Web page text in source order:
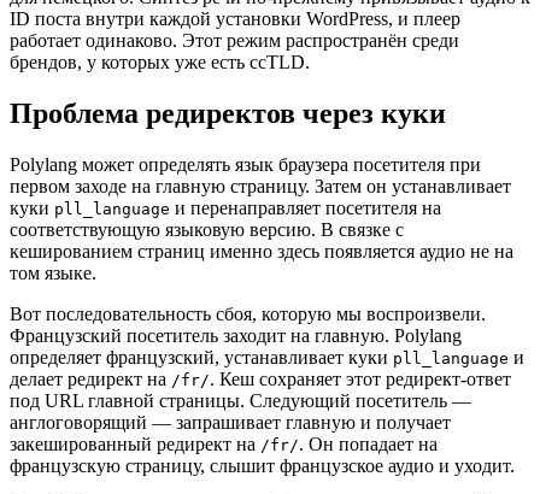
ID поста внутри каждой установки WordPress, и плеер
работает одинаково. Этот режим распространён среди
брендов, у которых уже есть ccTLD.
Проблема редиректов через куки
Polylang может определять язык браузера посетителя при
первом заходе на главную страницу. Затем он устанавливает
куки pll_language и перенаправляет посетителя на
соответствующую языковую версию. В связке с
кешированием страниц именно здесь появляется аудио не на
том языке.
Вот последовательность сбоя, которую мы воспроизвели.
Французский посетитель заходит на главную. Polylang
определяет французский, устанавливает куки pll_language и
делает редирект на /fr/. Кеш сохраняет этот редирект-ответ
под URL главной страницы. Следующий посетитель —
англоговорящий — запрашивает главную и получает
закешированный редирект на /fr/. Он попадает на
французскую страницу, слышит французское аудио и уходит.